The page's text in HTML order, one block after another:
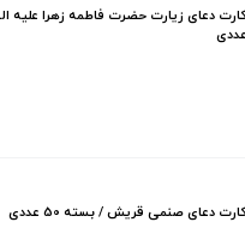
عددی
دعای صنمی قریش / بسته 50 عددی